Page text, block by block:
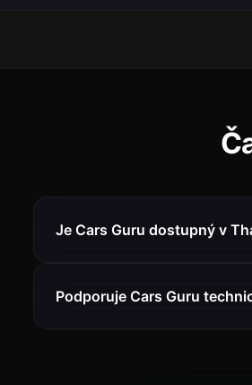
Je Cars Guru dostupný v
Podporuje Cars Guru